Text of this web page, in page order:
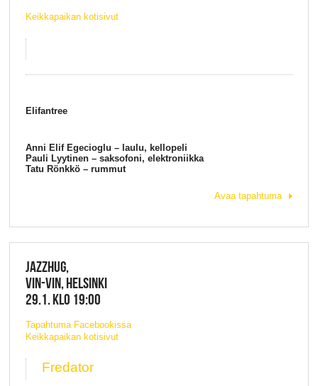
Keikkapaikan kotisivut
Elifantree
Anni Elif Egecioglu – laulu, kellopeli
Pauli Lyytinen – saksofoni, elektroniikka
Tatu Rönkkö – rummut
Avaa tapahtuma
JAZZHUG,
VIN-VIN, HELSINKI
29.1. KLO 19:00
Tapahtuma Facebookissa
Keikkapaikan kotisivut
Fredator